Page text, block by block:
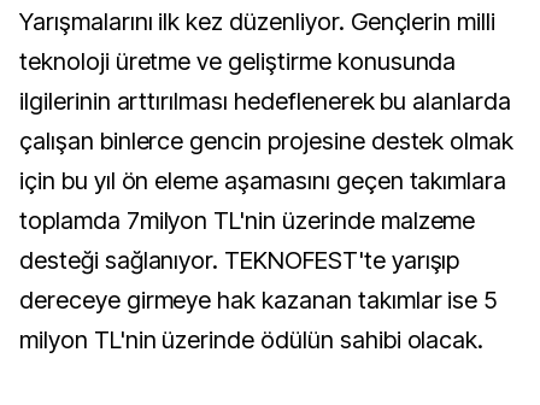
Yarışmalarını ilk kez düzenliyor. Gençlerin milli
teknoloji üretme ve geliştirme konusunda
ilgilerinin arttırılması hedeflenerek bu alanlarda
çalışan binlerce gencin projesine destek olmak
için bu yıl ön eleme aşamasını geçen takımlara
toplamda 7milyon TL'nin üzerinde malzeme
desteği sağlanıyor. TEKNOFEST'te yarışıp
dereceye girmeye hak kazanan takımlar ise 5
milyon TL'nin üzerinde ödülün sahibi olacak.